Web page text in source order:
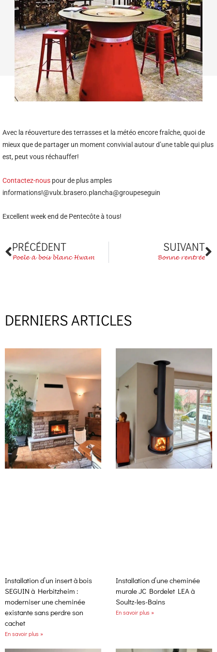
Avec la réouverture des terrasses et la météo encore fraîche, quoi de
mieux que de partager un moment convivial autour d’une table qui plus
est, peut vous réchauffer!
Contactez-nous pour de plus amples
informations!@vulx.brasero.plancha@groupeseguin
Excellent week end de Pentecôte à tous!
Précédent
PRÉCÉDENT
Poele à bois blanc Hwam
SUIVANT
Bonne rentrée
DERNIERS ARTICLES
Installation d’un insert à bois
SEGUIN à Herbitzheim :
moderniser une cheminée
existante sans perdre son
cachet
En savoir plus »
Installation d’une cheminée
murale JC Bordelet LEA à
Soultz-les-Bains
En savoir plus »